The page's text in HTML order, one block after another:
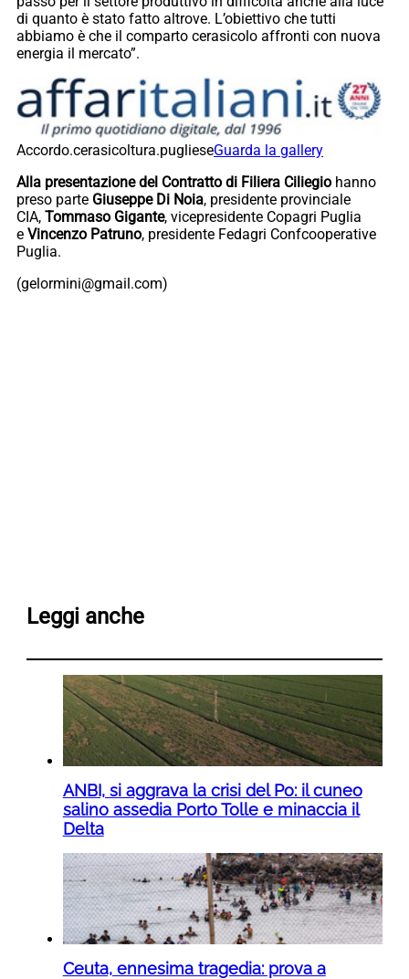
di quanto è stato fatto altrove. L’obiettivo che tutti
abbiamo è che il comparto cerasicolo affronti con nuova
energia il mercato”.
Accordo.cerasicoltura.puglieseGuarda la gallery
Alla presentazione del Contratto di Filiera Ciliegio hanno
preso parte Giuseppe Di Noia, presidente provinciale
CIA, Tommaso Gigante, vicepresidente Copagri Puglia
e Vincenzo Patruno, presidente Fedagri Confcooperative
Puglia.
(gelormini@gmail.com)
Leggi anche
ANBI, si aggrava la crisi del Po: il cuneo
salino assedia Porto Tolle e minaccia il
Delta
Ceuta, ennesima tragedia: prova a